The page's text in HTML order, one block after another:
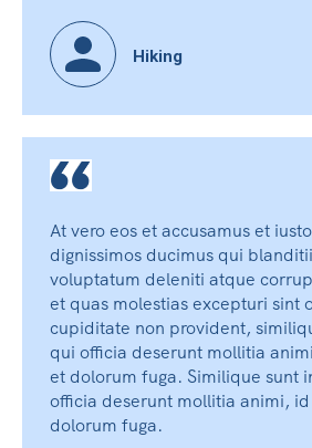
Hiking
At vero eos et accusamus et
dignissimos ducimus qui
voluptatum deleniti atque
et quas molestias excepturi sint
cupiditate non provident,
qui officia deserunt mollitia
et dolorum fuga. Similique sunt
officia deserunt mollitia animi,
dolorum fuga.